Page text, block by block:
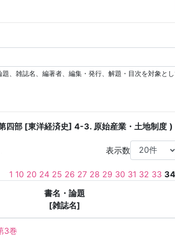
、雑誌名、編著者、編集・発行、解題・目次を対象とし
四部 [東洋経済史] 4-3. 原始産業・土地制度
表示数
1 10 20 24 25 26 27 28 29 30 31 32 33 34
書名・論題
[雑誌名]
3巻